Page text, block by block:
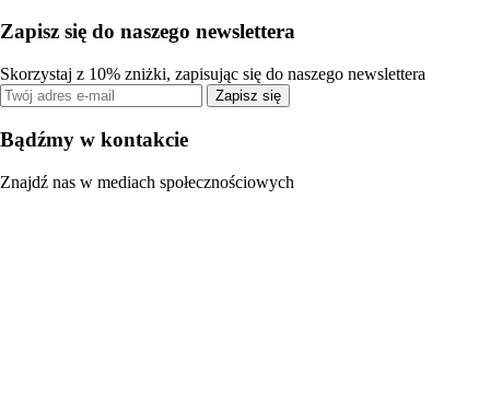
Zapisz się do naszego newslettera
Skorzystaj z 10% zniżki, zapisując się do naszego newslettera
Zapisz się
Bądźmy w kontakcie
Znajdź nas w mediach społecznościowych